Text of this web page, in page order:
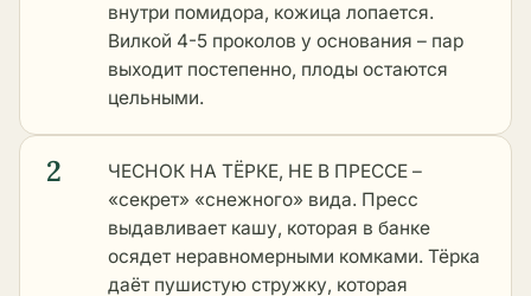
внутри помидора, кожица лопается.
Вилкой 4-5 проколов у основания – пар
выходит постепенно, плоды остаются
цельными.
2
ЧЕСНОК НА ТЁРКЕ, НЕ В ПРЕССЕ –
«секрет» «снежного» вида. Пресс
выдавливает кашу, которая в банке
осядет неравномерными комками. Тёрка
даёт пушистую стружку, которая